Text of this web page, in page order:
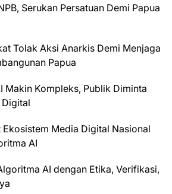
Serukan Persatuan Demi Papua
Tolak Aksi Anarkis Demi Menjaga
Papua
Makin Kompleks, Publik Diminta
Ekosistem Media Digital Nasional
AI
AI dengan Etika, Verifikasi,